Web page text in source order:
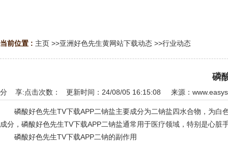
当前位置 : 主页 >>亚洲好色先生黄网站下载动态 >>行业动态
磷
点击次数： 更新时间：24/08/05 16:15:08 来源：
分 享:
磷酸好色先生TV下载APP二钠盐主要成分为二钠盐四水合物，为白色
成分，磷酸好色先生TV下载APP二钠盐通常用于医疗领域，特别是心
磷酸好色先生TV下载APP二钠的副作用